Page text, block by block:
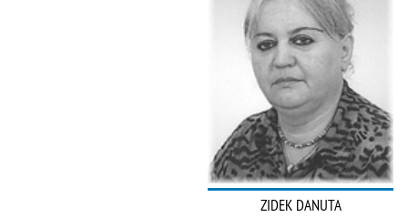
ZIDEK DANUTA